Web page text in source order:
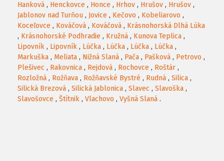
Hanková , Henckovce , Honce , Hrhov , Hrušov , Hrušov ,
Jablonov nad Turňou , Jovice , Kečovo , Kobeliarovo ,
Koceľovce , Kováčová , Kováčová , Krásnohorská Dlhá Lúka
, Krásnohorské Podhradie , Kružná , Kunova Teplica ,
Lipovník , Lipovník , Lúčka , Lúčka , Lúčka , Lúčka ,
Markuška , Meliata , Nižná Slaná , Pača , Pašková , Petrovo ,
Plešivec , Rakovnica , Rejdová , Rochovce , Roštár ,
Rozložná , Rožňava , Rožňavské Bystré , Rudná , Silica ,
Silická Brezová , Silická Jablonica , Slavec , Slavoška ,
Slavošovce , Štítnik , Vlachovo , Vyšná Slaná .